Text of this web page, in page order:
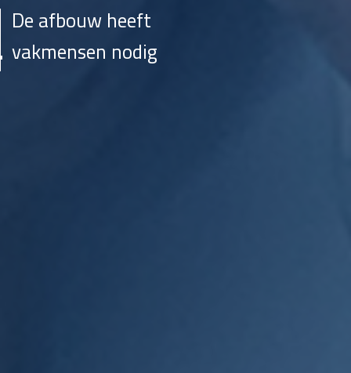
De afbouw heeft
vakmensen nodig